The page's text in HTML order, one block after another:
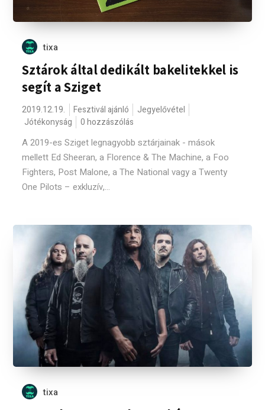
tixa
Sztárok által dedikált bakelitekkel is
segít a Sziget
2019.12.19. Fesztivál ajánló
Jegyelővétel
Jótékonyság
0 hozzászólás
A 2019-es Sziget legnagyobb sztárjainak - mások
mellett Ed Sheeran, a Florence & The Machine, a Foo
Fighters, Post Malone, a The National vagy a Twenty
One Pilots – exkluzív,...
tixa